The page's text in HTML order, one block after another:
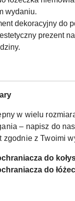
wydaniu.
dekoracyjny do
prezent
w wielu
– napisz do
zgodnie z Twoimi
do
do